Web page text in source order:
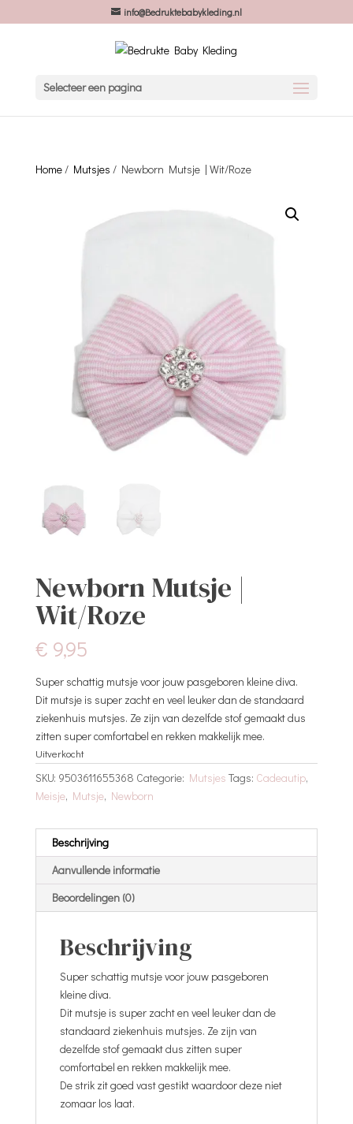
info@Bedruktebabykleding.nl
Selecteer een pagina
Home/ Mutsjes / Newborn Mutsje | Wit/Roze
Newborn Mutsje |
Wit/Roze
€ 9,95
Super schattig mutsje voor jouw pasgeboren kleine diva.
Dit mutsje is super zacht en veel leuker dan de standaard
ziekenhuis mutsjes. Ze zijn van dezelfde stof gemaakt dus
zitten super comfortabel en rekken makkelijk mee.
Uitverkocht
SKU: 9503611655368 Categorie: Mutsjes Tags: Cadeautip,
Meisje, Mutsje, Newborn
Beschrijving
Aanvullende informatie
Beoordelingen (0)
Beschrijving
Super schattig mutsje voor jouw pasgeboren
kleine diva.
Dit mutsje is super zacht en veel leuker dan de
standaard ziekenhuis mutsjes. Ze zijn van
dezelfde stof gemaakt dus zitten super
comfortabel en rekken makkelijk mee.
De strik zit goed vast gestikt waardoor deze niet
zomaar los laat.